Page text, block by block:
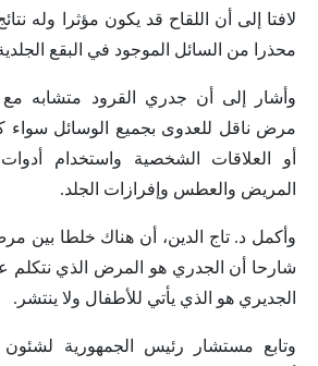
محذرا من السائل الموجود في البقع
وأشار إلى أن جدري القرود متشابه
مرض ناقل للعدوى بجميع الوسائل سواء
أو العلاقات الشخصية واستخدام
المريض والعطس وإفرازات الجلد.
وأكمل د. تاج الدين، أن هناك خلطا بين
شارحا أن الجدري هو المرض الذي نتكلم
الجديري هو الذي يأتي للأطفال ولا ينتشر.
وتابع مستشار رئيس الجمهورية لشئون